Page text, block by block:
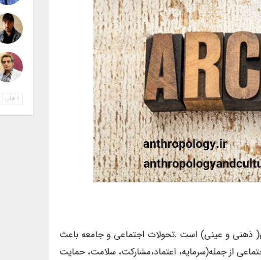
ذهنی و عینی) است .تحولات اجتماعی و جامعه باعث
از جمله(سرمایه، اعتماد،مشارکت، سلامت، حمایت
قبلی